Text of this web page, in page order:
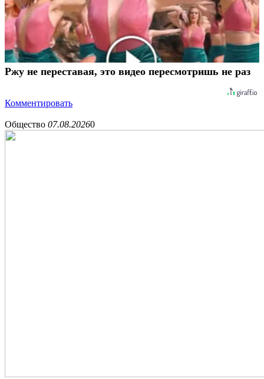
Ржу не переставая, это видео пересмотришь не раз
Комментировать
Общество 07.08.20260